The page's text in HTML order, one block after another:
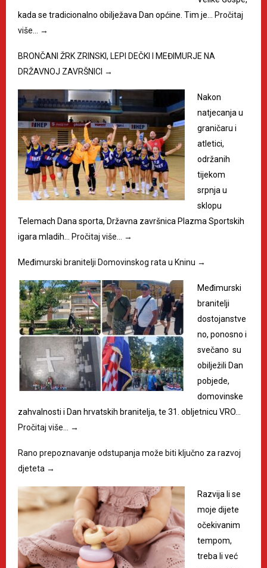
kada se tradicionalno obilježava Dan općine. Tim je…
Pročitaj
više…
→
BRONČANI ŽRK ZRINSKI, LEPI DEČKI I MEĐIMURJE NA
DRŽAVNOJ ZAVRŠNICI →
Nakon
natjecanja u
graničaru i
atletici,
održanih
tijekom
srpnja u
sklopu
Telemach Dana sporta, Državna završnica Plazma Sportskih
igara mladih…
Pročitaj više… →
Međimurski branitelji Domovinskog rata u Kninu →
Međimurski
branitelji
dostojanstve
no, ponosno i
svečano su
obilježili Dan
pobjede,
domovinske
zahvalnosti i Dan hrvatskih branitelja, te 31. obljetnicu VRO…
Pročitaj više…
→
Rano prepoznavanje odstupanja može biti ključno za razvoj
djeteta →
Razvija li se
moje dijete
očekivanim
tempom,
treba li već